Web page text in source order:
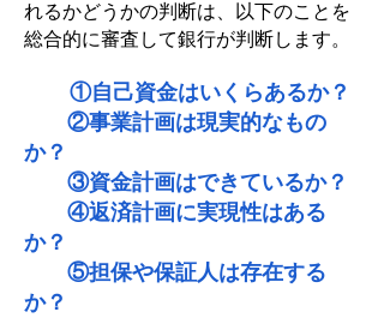
れるかどうかの判断は、以下のことを
総合的に審査して銀行が判断します。
①自己資金はいくらあるか？
②事業計画は現実的なもの
か？
③資金計画はできているか？
④返済計画に実現性はある
か？
⑤担保や保証人は存在する
か？